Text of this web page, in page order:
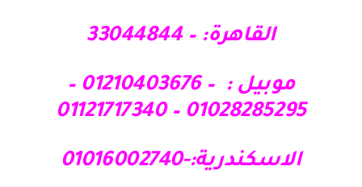
القاهرة: – 33044844
موبيل : – 01210403676 –
01028285295 – 01121717340
الاسكندرية:-01016002740